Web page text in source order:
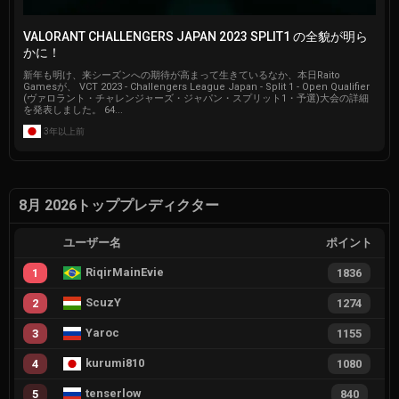
VALORANT CHALLENGERS JAPAN 2023 SPLIT1 の全貌が明ら
かに！
新年も明け、来シーズンへの期待が高まって生きているなか、本日Raito
Gamesが、 VCT 2023 - Challengers League Japan - Split 1 - Open Qualifier
(ヴァロラント・チャレンジャーズ・ジャパン・スプリット1・予選)大会の詳細
を発表しました。 64...
3年以上前
8月 2026トッププレディクター
ユーザー名 ポイント
1 RiqirMainEvie 1836
2 ScuzY 1274
3 Yaroc 1155
4 kurumi810 1080
5 tenserlow 840